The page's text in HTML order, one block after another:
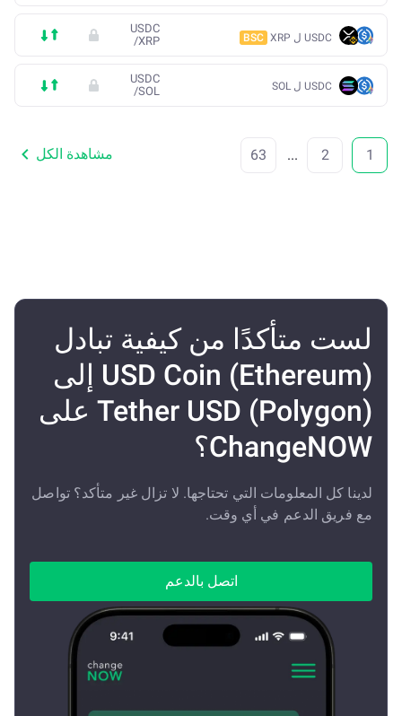
USDC ل XRP BSC
USDC
/XRP
USDC ل SOL
USDC
/SOL
1
2
...
63 مشاهدة الكل
لست متأكدًا من كيفية تبادل
USD Coin (Ethereum) إلى
Tether USD (Polygon) على
ChangeNOW؟
لدينا كل المعلومات التي تحتاجها. لا تزال غير متأكد؟ تواصل
مع فريق الدعم في أي وقت.
اتصل بالدعم